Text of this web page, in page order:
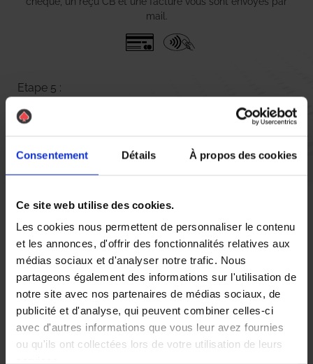
Consentement Détails À propos des cookies
Ce site web utilise des cookies.
Les cookies nous permettent de personnaliser le contenu
et les annonces, d'offrir des fonctionnalités relatives aux
médias sociaux et d'analyser notre trafic. Nous
partageons également des informations sur l'utilisation de
notre site avec nos partenaires de médias sociaux, de
publicité et d'analyse, qui peuvent combiner celles-ci
avec d'autres informations que vous leur avez fournies
ou qu'ils ont collectées lors de votre utilisation de leurs
mail.
Etape 5 :
Vous recevez une demande d’évaluation de votre expérience
De quel type de pigeons parle-t-on ici ?
Comment s’en débarrasser ?
Quelles sont les techniques employées ?